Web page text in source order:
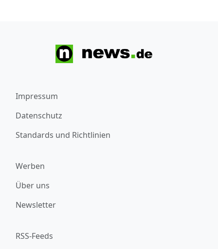
Impressum
Datenschutz
Standards und Richtlinien
Werben
Über uns
Newsletter
RSS-Feeds